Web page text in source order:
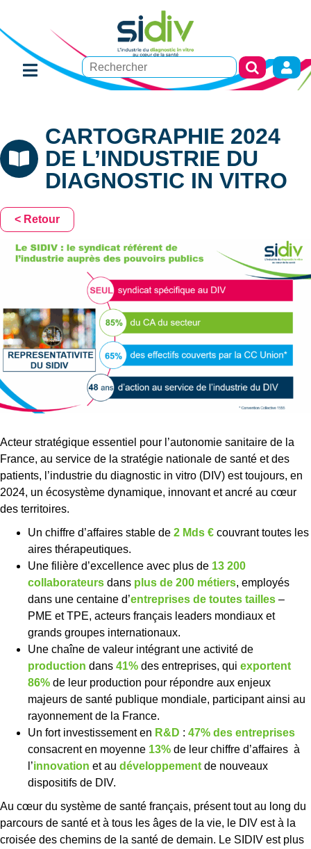
CARTOGRAPHIE 2024
DE L’INDUSTRIE DU
DIAGNOSTIC IN VITRO
< Retour
Acteur stratégique essentiel pour l’autonomie sanitaire de la
France, au service de la stratégie nationale de santé et des
patients, l’industrie du diagnostic in vitro (DIV) est toujours, en
2024, un écosystème dynamique, innovant et ancré au cœur
des territoires.
Un chiffre d’affaires stable de 2 Mds € couvrant toutes les
aires thérapeutiques.
Une filière d’excellence avec plus de 13 200
collaborateurs dans plus de 200 métiers, employés
dans une centaine d’entreprises de toutes tailles –
PME et TPE, acteurs français leaders mondiaux et
grands groupes internationaux.
Une chaîne de valeur intégrant une activité de
production dans 41% des entreprises, qui exportent
86% de leur production pour répondre aux enjeux
majeurs de santé publique mondiale, participant ainsi au
rayonnement de la France.
Un fort investissement en R&D : 47% des entreprises
consacrent en moyenne 13% de leur chiffre d’affaires à
l’innovation et au développement de nouveaux
dispositifs de DIV.
Au cœur du système de santé français, présent tout au long du
parcours de santé et à tous les âges de la vie, le DIV est à la
croisée des chemins de la santé de demain. Le SIDIV est plus